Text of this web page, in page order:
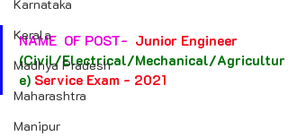
Karnataka
Kerala
Madhya Pradesh
Maharashtra
Manipur
NAME  OF POST- Junior Engineer
(Civil/Electrical/Mechanical/Agricultur
e) Service Exam - 2021